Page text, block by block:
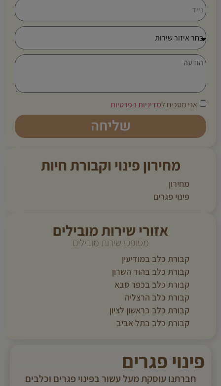
אני מסכים למדיניות הפרטיות
שליחה
מחירון פינוי וקבורת חיות
מחירון
פינוי פגרים
אזורי שירות מובילים
מסופקי שירות מובילים
קבורת כלב במודיעין
קבורת כלב בהוד השרון
קבורת כלב בכפר סבא
קבורת כלב הרצליה
קבורת כלב בראשון לציון
קבורת כלב בתל אביב
פינוי פגרים
חברתנו עוסקת מעל עשור בפינוי פגרים וכלבים